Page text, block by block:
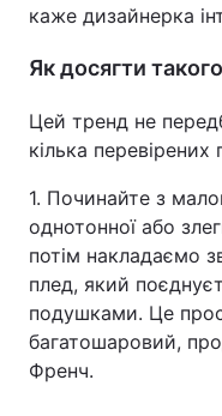
каже дизайнерка
Як досягти
Цей тренд не
кілька перевірених
1. Починайте з
однотонної або
потім накладаємо
плед, який
подушками. Це
багатошаровий,
Френч.